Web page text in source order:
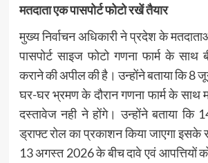
मतदाता एक पासपोर्ट फोटो रखें तैयार
मुख्य निर्वाचन अधिकारी ने प्रदेश के
पासपोर्ट साइज फोटो गणना फार्म के
कराने की अपील की है। उन्होंने बताया कि 8
घर-घर भ्रमण के दौरान गणना फार्म के साथ
दस्तावेज नही ने होंगे। उन्होंने बताया कि
ड्राफ्ट रोल का प्रकाशन किया जाएगा
13 अगस्त 2026 के बीच दावे एवं आपत्तियों